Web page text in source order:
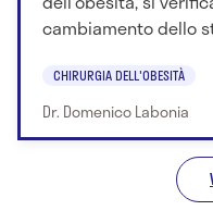
cambiamento dello
CHIRURGIA DELL'OBESITÀ
Dr. Domenico Labonia